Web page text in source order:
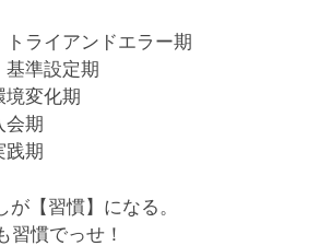
ライアンドエラー期
準設定期
変化期
期
期
【習慣】になる。
習慣でっせ！